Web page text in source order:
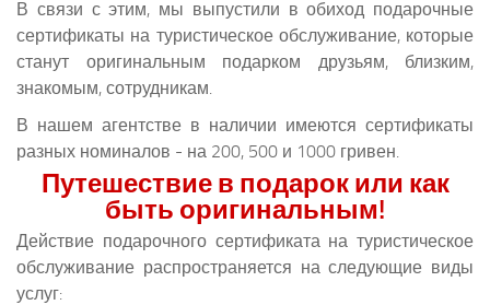
В связи с этим, мы выпустили в обиход подарочные
сертификаты на туристическое обслуживание, которые
станут оригинальным подарком друзьям, близким,
знакомым, сотрудникам.
В нашем агентстве в наличии имеются сертификаты
разных номиналов - на 200, 500 и 1000 гривен.
Путешествие в подарок или как
быть оригинальным!
Действие подарочного сертификата на туристическое
обслуживание распространяется на следующие виды
услуг: